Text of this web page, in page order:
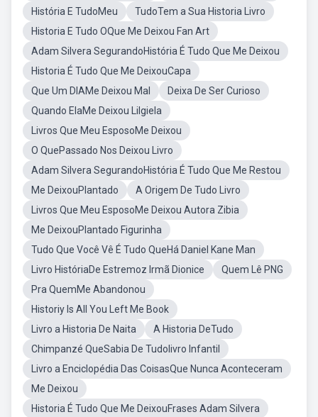
História E TudoMeu
TudoTem a Sua Historia Livro
Historia E Tudo OQue Me Deixou Fan Art
Adam Silvera SegurandoHistória É Tudo Que Me Deixou
Historia É Tudo Que Me DeixouCapa
Que Um DIAMe Deixou Mal
Deixa De Ser Curioso
Quando ElaMe Deixou Lilgiela
Livros Que Meu EsposoMe Deixou
O QuePassado Nos Deixou Livro
Adam Silvera SegurandoHistória É Tudo Que Me Restou
Me DeixouPlantado
A Origem De Tudo Livro
Livros Que Meu EsposoMe Deixou Autora Zibia
Me DeixouPlantado Figurinha
Tudo Que Você Vê É Tudo QueHá Daniel Kane Man
Livro HistóriaDe Estremoz Irmã Dionice
Quem Lê PNG
Pra QuemMe Abandonou
Historiy Is All You Left Me Book
Livro a Historia De Naita
A Historia DeTudo
Chimpanzé QueSabia De Tudolivro Infantil
Livro a Enciclopédia Das CoisasQue Nunca Aconteceram
Me Deixou
Historia É Tudo Que Me DeixouFrases Adam Silvera